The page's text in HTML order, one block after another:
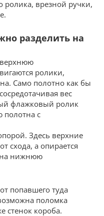
ролика, врезной ручки,
разделить на
ролики,
Само полотно как бы
вес
флажковый ролик
полотна с
Здесь верхние
схода, а опирается
на нижнюю
попавшего туда
поломка
стенок короба.